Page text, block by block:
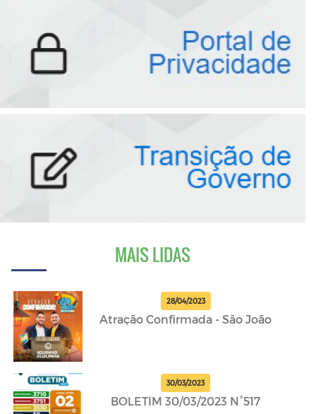
MAIS LIDAS
28/04/2023
Atração Confirmada - São João
30/03/2023
BOLETIM 30/03/2023 N°517